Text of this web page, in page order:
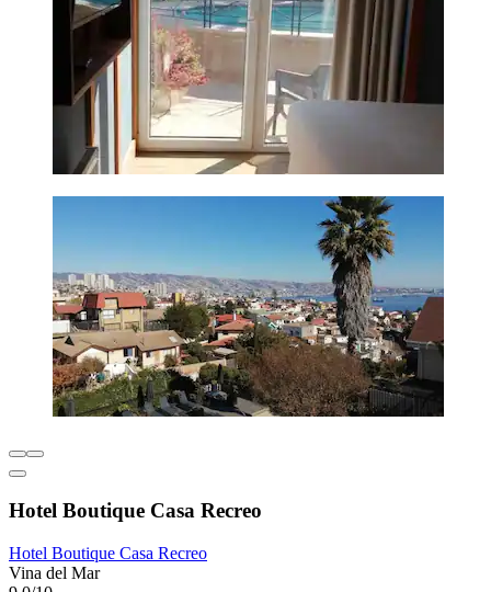
Hotel Boutique Casa Recreo
Hotel Boutique Casa Recreo
Vina del Mar